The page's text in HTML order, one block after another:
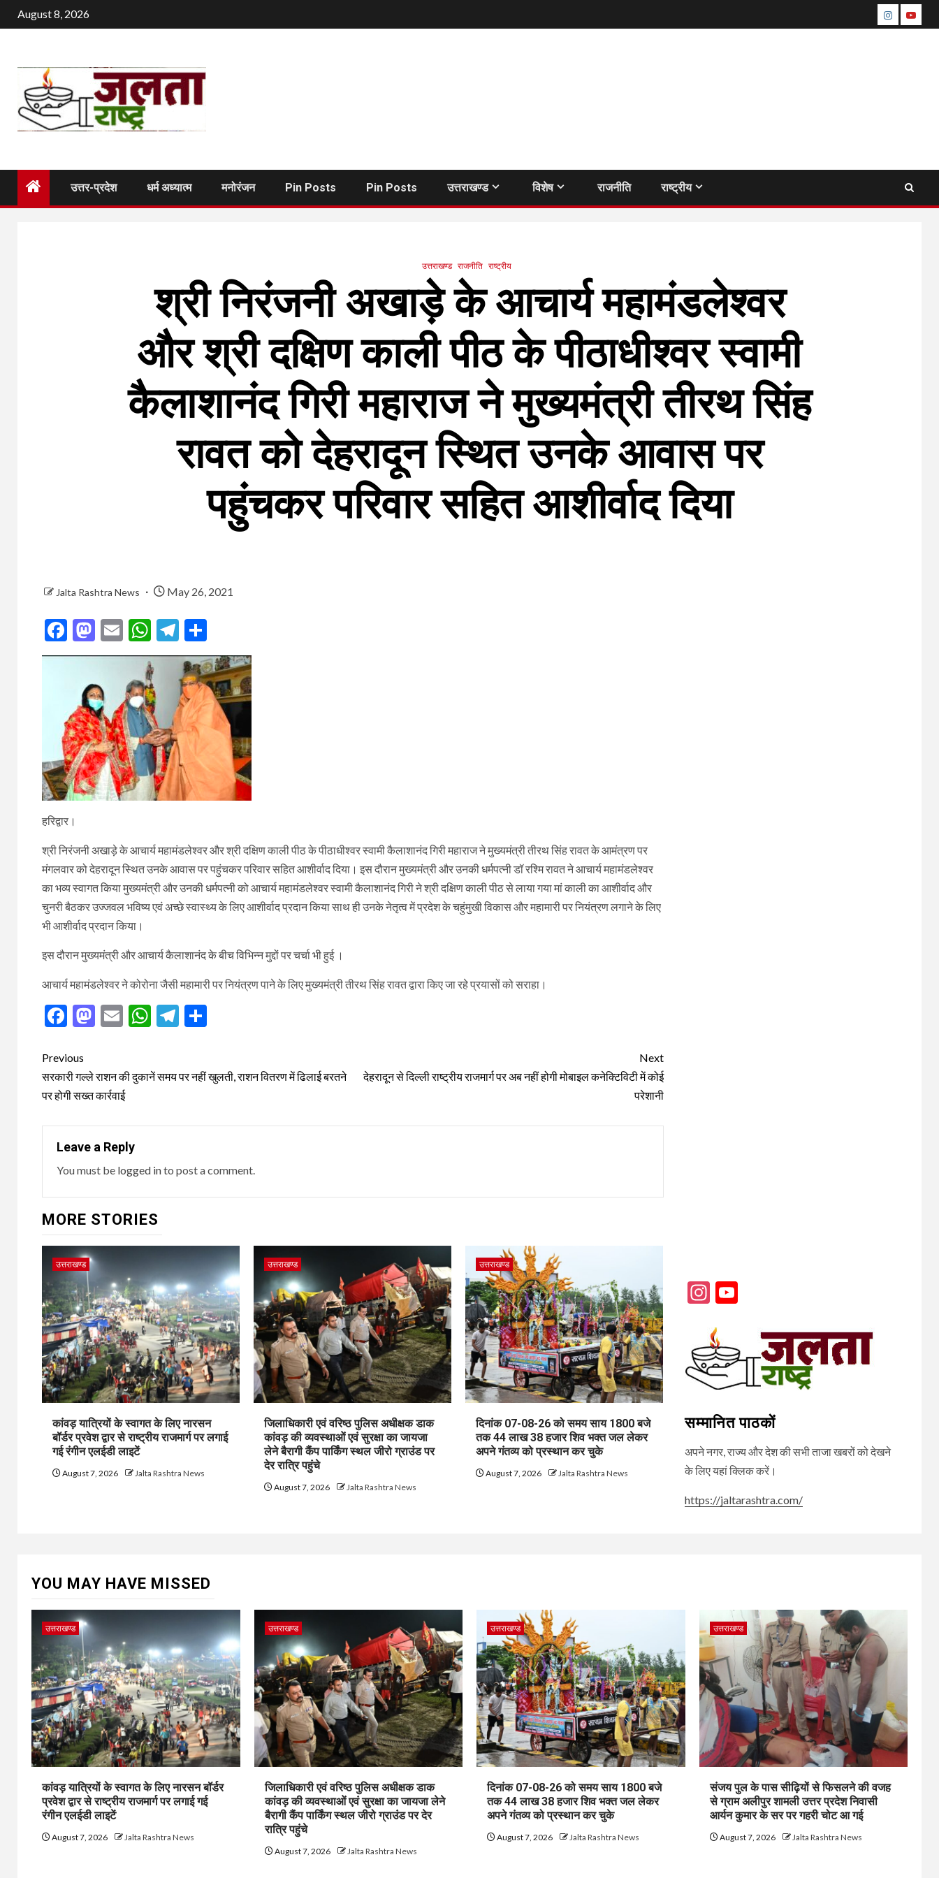
Skip
to
August 8, 2026 instagram
उत्तर-प्रदेश धर्म अध्यात्म मनोरंजन Pin Posts Pin Posts उत्तराखण्ड विशेष राजनीति राष्ट्रीय
उत्तराखण्ड राजनीति राष्ट्रीय
श्री निरंजनी अखाड़े के आचार्य महामंडलेश्वर
और श्री दक्षिण काली पीठ के पीठाधीश्वर स्वामी
कैलाशानंद गिरी महाराज ने मुख्यमंत्री तीरथ सिंह
रावत को देहरादून स्थित उनके आवास पर
पहुंचकर परिवार सहित आशीर्वाद दिया
Jalta Rashtra News May 26, 2021
Facebook
Mastodon
EmailWhatsApp
Telegram
हरिद्वार।
श्री निरंजनी अखाड़े के आचार्य महामंडलेश्वर और श्री दक्षिण काली पीठ के पीठाधीश्वर स्वामी कैलाशानंद गिरी महाराज ने मुख्यमंत्री तीरथ सिंह रावत के आमंत्रण पर
मंगलवार को देहरादून स्थित उनके आवास पर पहुंचकर परिवार सहित आशीर्वाद दिया। इस दौरान मुख्यमंत्री और उनकी धर्मपत्नी डॉ रश्मि रावत ने आचार्य महामंडलेश्वर
का भव्य स्वागत किया मुख्यमंत्री और उनकी धर्मपत्नी को आचार्य महामंडलेश्वर स्वामी कैलाशानंद गिरी ने श्री दक्षिण काली पीठ से लाया गया मां काली का आशीर्वाद और
चुनरी बैठकर उज्जवल भविष्य एवं अच्छे स्वास्थ्य के लिए आशीर्वाद प्रदान किया साथ ही उनके नेतृत्व में प्रदेश के चहुंमुखी विकास और महामारी पर नियंत्रण लगाने के लिए
भी आशीर्वाद प्रदान किया।
इस दौरान मुख्यमंत्री और आचार्य कैलाशानंद के बीच विभिन्न मुद्दों पर चर्चा भी हुई ।
आचार्य महामंडलेश्वर ने कोरोना जैसी महामारी पर नियंत्रण पाने के लिए मुख्यमंत्री तीरथ सिंह रावत द्वारा किए जा रहे प्रयासों को सराहा।
Facebook
Mastodon
EmailWhatsApp
Telegram
Post
navigation
Previous
सरकारी गल्ले राशन की दुकानें समय पर नहीं खुलती, राशन वितरण में ढिलाई बरतने
पर होगी सख्त कार्रवाई
Next
देहरादून से दिल्ली राष्ट्रीय राजमार्ग पर अब नहीं होगी मोबाइल कनेक्टिविटी में कोई
परेशानी
Leave a Reply
You must be logged into post a comment.
MORE STORIES
उत्तराखण्ड
कांवड़ यात्रियों के स्वागत के लिए नारसन
बॉर्डर प्रवेश द्वार से राष्ट्रीय राजमार्ग पर लगाई
गई रंगीन एलईडी लाइटें
August 7, 2026 Jalta Rashtra News
उत्तराखण्ड
जिलाधिकारी एवं वरिष्ठ पुलिस अधीक्षक डाक
कांवड़ की व्यवस्थाओं एवं सुरक्षा का जायजा
लेने बैरागी कैंप पार्किंग स्थल जीरो ग्राउंड पर
देर रात्रि पहुंचे
August 7, 2026 Jalta Rashtra News
उत्तराखण्ड
दिनांक 07-08-26 को समय साय 1800 बजे
तक 44 लाख 38 हजार शिव भक्त जल लेकर
अपने गंतव्य को प्रस्थान कर चुके
August 7, 2026 Jalta Rashtra News
Instagram
YouTube
सम्मानित पाठकों
अपने नगर, राज्य और देश की सभी ताजा खबरों को देखने
के लिए यहां क्लिक करें।
https://jaltarashtra.com/
YOU MAY HAVE MISSED
उत्तराखण्ड
कांवड़ यात्रियों के स्वागत के लिए नारसन बॉर्डर
प्रवेश द्वार से राष्ट्रीय राजमार्ग पर लगाई गई
रंगीन एलईडी लाइटें
August 7, 2026 Jalta Rashtra News
उत्तराखण्ड
जिलाधिकारी एवं वरिष्ठ पुलिस अधीक्षक डाक
कांवड़ की व्यवस्थाओं एवं सुरक्षा का जायजा लेने
बैरागी कैंप पार्किंग स्थल जीरो ग्राउंड पर देर
रात्रि पहुंचे
August 7, 2026 Jalta Rashtra News
उत्तराखण्ड
दिनांक 07-08-26 को समय साय 1800 बजे
तक 44 लाख 38 हजार शिव भक्त जल लेकर
अपने गंतव्य को प्रस्थान कर चुके
August 7, 2026 Jalta Rashtra News
उत्तराखण्ड
संजय पुल के पास सीढ़ियों से फिसलने की वजह
से ग्राम अलीपुर शामली उत्तर प्रदेश निवासी
आर्यन कुमार के सर पर गहरी चोट आ गई
August 7, 2026 Jalta Rashtra News